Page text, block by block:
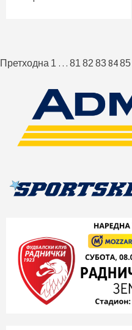
Пагинација
чланака
Претходна 1 … 81 82 838485